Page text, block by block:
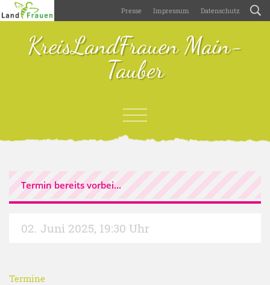
Presse Impressum Datenschutz
KreisLandFrauen Main-
Tauber
Termin bereits vorbei...
02. Juni 2025, 19:30 Uhr
Termine